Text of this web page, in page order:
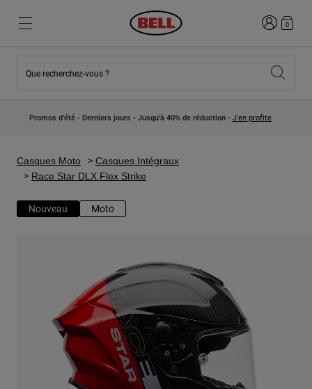
Nouveautés
Casques Motocross Enfant
Lifestyle
Motocross
Adventure
Rétro
Nouveautés
Lifestyle
Explorez Bike
Route et Gravel
Urbain
BMX
Connexion
0
Que recherchez-vous ?
Promos d'été - Derniers jours - Jusqu'à 40% de réduction - J'en profite
Casques Moto
Casques Intégraux
Race Star DLX Flex Strike
Nouveau Moto